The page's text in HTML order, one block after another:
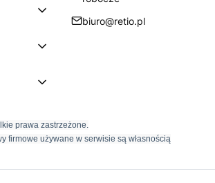
biuro@retio.pl
prawa zastrzeżone.
firmowe używane w serwisie są własnością